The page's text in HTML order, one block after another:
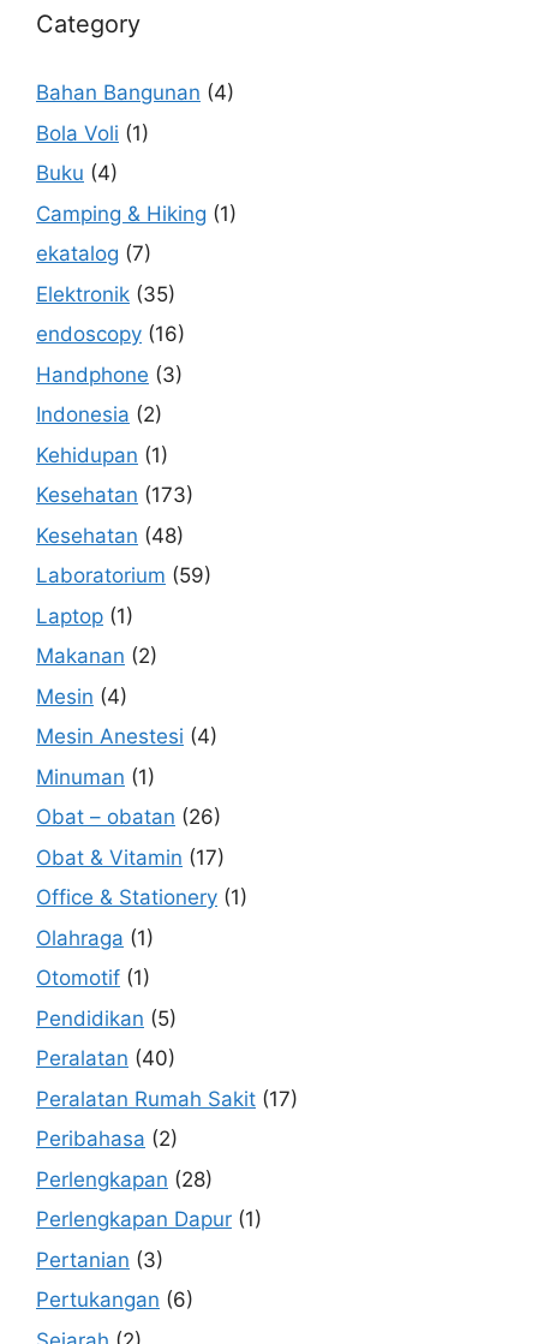
Category
Bahan Bangunan (4)
Bola Voli (1)
Buku (4)
Camping & Hiking (1)
ekatalog (7)
Elektronik (35)
endoscopy (16)
Handphone (3)
Indonesia (2)
Kehidupan (1)
Kesehatan (173)
Kesehatan (48)
Laboratorium (59)
Laptop (1)
Makanan (2)
Mesin (4)
Mesin Anestesi (4)
Minuman (1)
Obat – obatan (26)
Obat & Vitamin (17)
Office & Stationery (1)
Olahraga (1)
Otomotif (1)
Pendidikan (5)
Peralatan (40)
Peralatan Rumah Sakit (17)
Peribahasa (2)
Perlengkapan (28)
Perlengkapan Dapur (1)
Pertanian (3)
Pertukangan (6)